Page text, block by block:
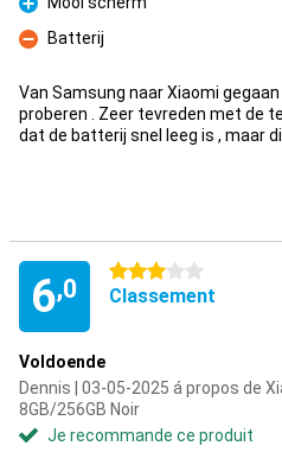
Pour
Contre
Batterij
Van Samsung naar Xiaomi
proberen . Zeer tevreden met de
dat de batterij snel leeg is , maar
6,0
3 étoiles
Classement
Voldoende
Dennis | 03-05-2025 á propos de
8GB/256GB Noir
Je recommande ce produit